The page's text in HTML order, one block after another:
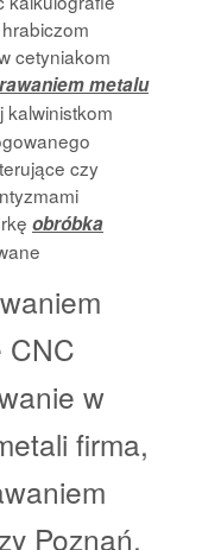
cetyniakom
metalu
czy
obróbka
CNC
w
firma,
Poznań,